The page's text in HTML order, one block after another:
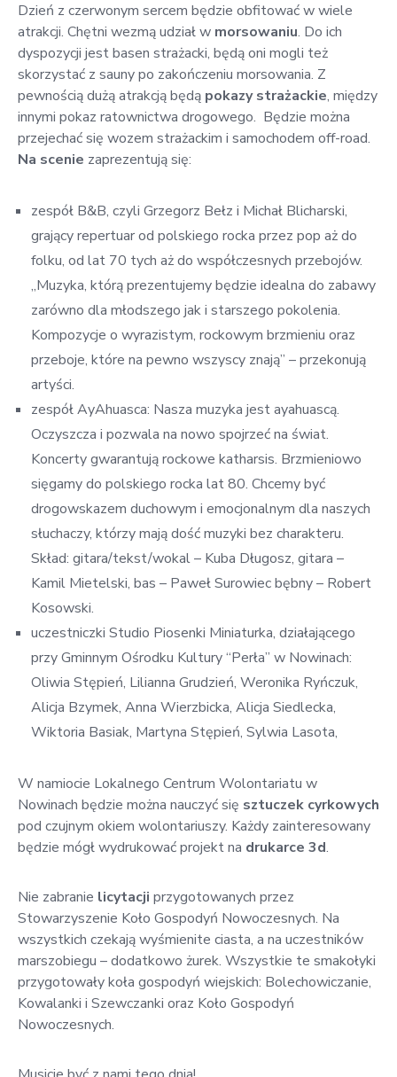
Dzień z czerwonym sercem będzie obfitować w wiele
atrakcji. Chętni wezmą udział w morsowaniu. Do ich
dyspozycji jest basen strażacki, będą oni mogli też
skorzystać z sauny po zakończeniu morsowania. Z
pewnością dużą atrakcją będą pokazy strażackie, między
innymi pokaz ratownictwa drogowego. Będzie można
przejechać się wozem strażackim i samochodem off-road.
Na scenie zaprezentują się:
zespół B&B, czyli Grzegorz Bełz i Michał Blicharski,
grający repertuar od polskiego rocka przez pop aż do
folku, od lat 70 tych aż do współczesnych przebojów.
„Muzyka, którą prezentujemy będzie idealna do zabawy
zarówno dla młodszego jak i starszego pokolenia.
Kompozycje o wyrazistym, rockowym brzmieniu oraz
przeboje, które na pewno wszyscy znają” – przekonują
artyści.
zespół AyAhuasca: Nasza muzyka jest ayahuascą.
Oczyszcza i pozwala na nowo spojrzeć na świat.
Koncerty gwarantują rockowe katharsis. Brzmieniowo
sięgamy do polskiego rocka lat 80. Chcemy być
drogowskazem duchowym i emocjonalnym dla naszych
słuchaczy, którzy mają dość muzyki bez charakteru.
Skład: gitara/tekst/wokal – Kuba Długosz, gitara –
Kamil Mietelski, bas – Paweł Surowiec bębny – Robert
Kosowski.
uczestniczki Studio Piosenki Miniaturka, działającego
przy Gminnym Ośrodku Kultury “Perła” w Nowinach:
Oliwia Stępień, Lilianna Grudzień, Weronika Ryńczuk,
Alicja Bzymek, Anna Wierzbicka, Alicja Siedlecka,
Wiktoria Basiak, Martyna Stępień, Sylwia Lasota,
W namiocie Lokalnego Centrum Wolontariatu w
Nowinach będzie można nauczyć się sztuczek cyrkowych
pod czujnym okiem wolontariuszy. Każdy zainteresowany
będzie mógł wydrukować projekt na drukarce 3d.
Nie zabranie licytacji przygotowanych przez
Stowarzyszenie Koło Gospodyń Nowoczesnych. Na
wszystkich czekają wyśmienite ciasta, a na uczestników
marszobiegu – dodatkowo żurek. Wszystkie te smakołyki
przygotowały koła gospodyń wiejskich: Bolechowiczanie,
Kowalanki i Szewczanki oraz Koło Gospodyń
Nowoczesnych.